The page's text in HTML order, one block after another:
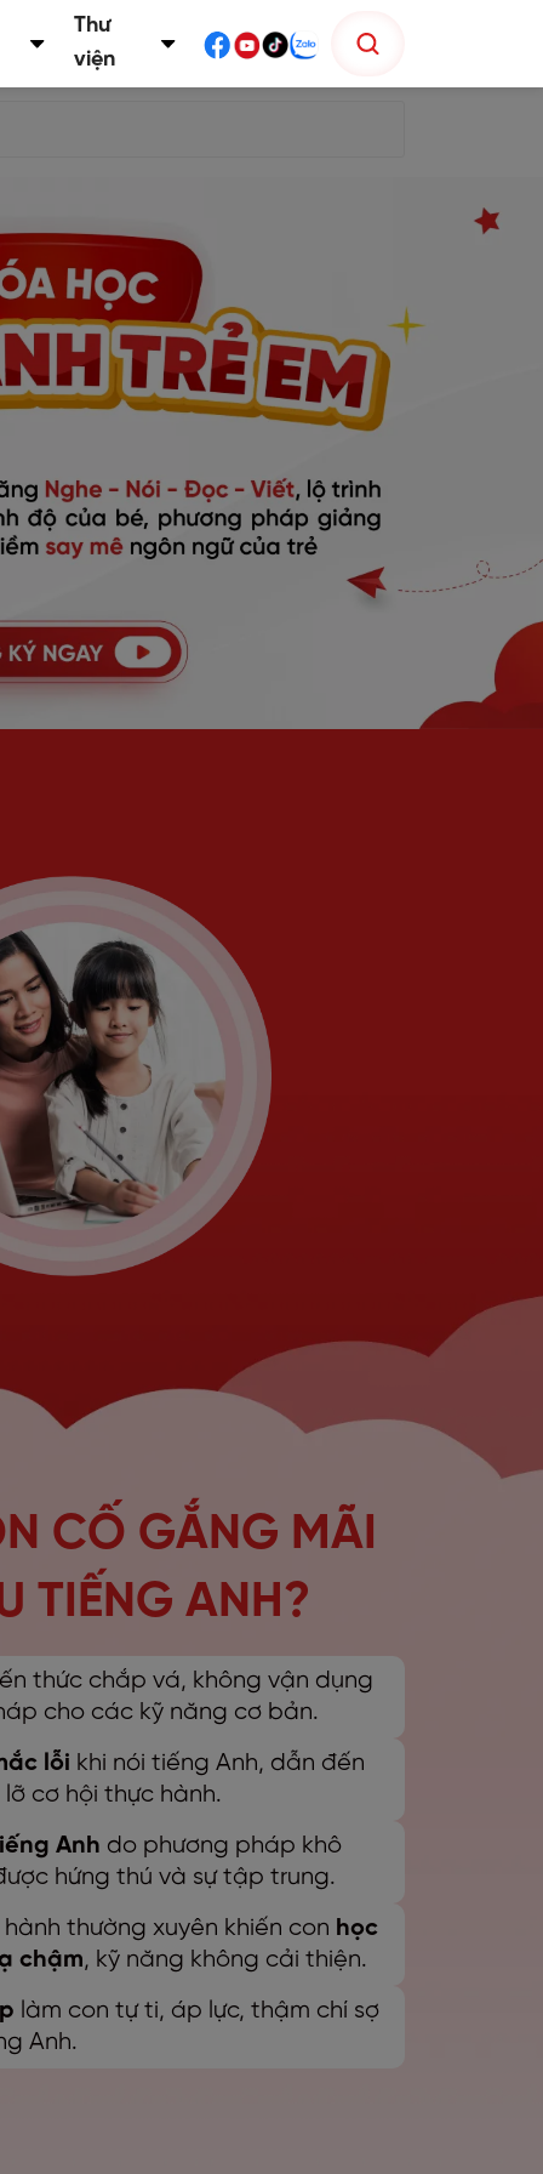
Thư
viện
CỐ GẮNG MÃI
TIẾNG ANH?
thức chắp vá, không vận dụng
cho các kỹ năng cơ bản.
lỗi khi nói tiếng Anh, dẫn đến
cơ hội thực hành.
Anh do phương pháp khô
hứng thú và sự tập trung.
thường xuyên khiến con học
chậm, kỹ năng không cải thiện.
làm con tự ti, áp lực, thậm chí sợ
Anh.